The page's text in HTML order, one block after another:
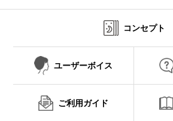
コンセプト
ユーザーボイス
ご利用ガイド